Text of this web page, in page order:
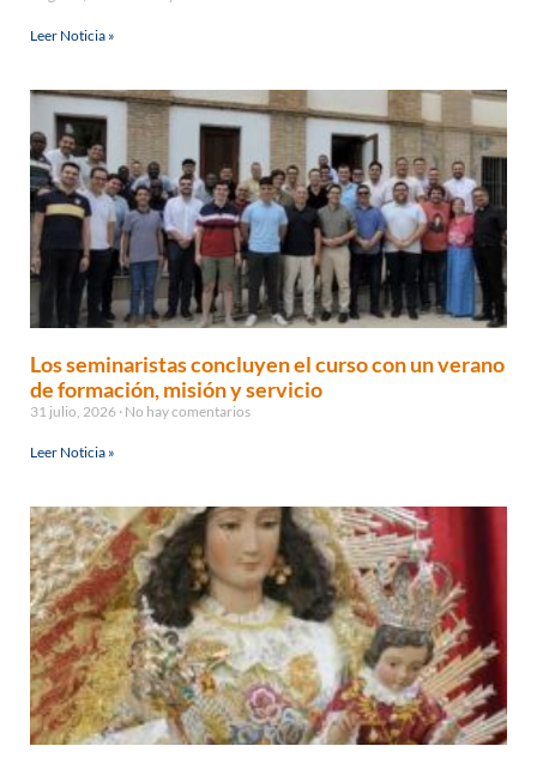
Leer Noticia »
Los seminaristas concluyen el curso con un verano
de formación, misión y servicio
31 julio, 2026 No hay comentarios
Leer Noticia »